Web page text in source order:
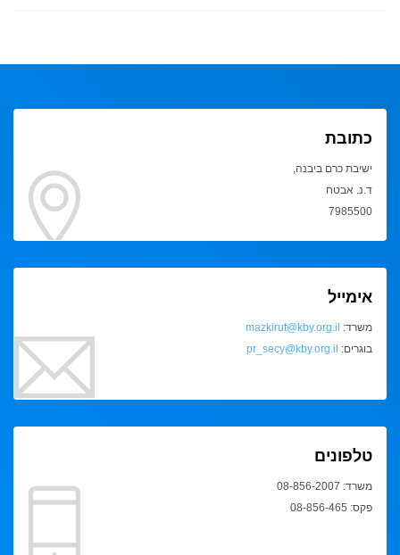
כתובת
ישיבת כרם ביבנה,
ד.נ. אבטח
7985500
אימייל
משרד: mazkirut@kby.org.il
בוגרים: pr_secy@kby.org.il
טלפונים
משרד: 08-856-2007
פקס: 08-856-465